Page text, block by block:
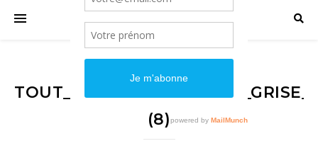
(8)